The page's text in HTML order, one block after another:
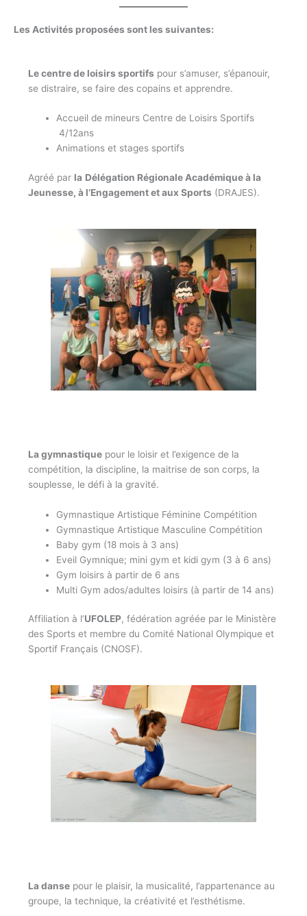
Les Activités proposées sont les suivantes:
Le centre de loisirs sportifs pour s’amuser, s’épanouir,
se distraire, se faire des copains et apprendre.
Accueil de mineurs Centre de Loisirs Sportifs
4/12ans
Animations et stages sportifs
Agréé par la Délégation Régionale Académique à la
Jeunesse, à l’Engagement et aux Sports (DRAJES).
La gymnastiquepour le loisir et l’exigence de la
compétition, la discipline, la maitrise de son corps, la
souplesse, le défi à la gravité.
Gymnastique Artistique Féminine Compétition
Gymnastique Artistique Masculine Compétition
Baby gym (18 mois à 3 ans)
Eveil Gymnique; mini gym et kidi gym (3 à 6 ans)
Gym loisirs à partir de 6 ans
Multi Gym ados/adultes loisirs (à partir de 14 ans)
Affiliation à l’UFOLEP, fédération agréée par le Ministère
des Sports et membre du Comité National Olympique et
Sportif Français (CNOSF).
La dansepour le plaisir, la musicalité, l’appartenance au
groupe, la technique, la créativité et l’esthétisme.